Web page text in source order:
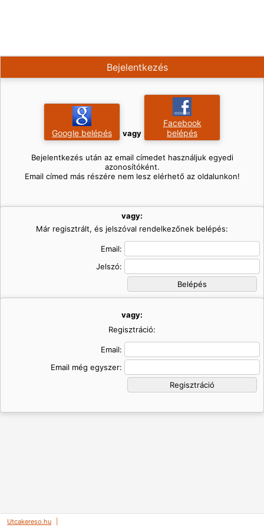
Bejelentkezés
Google belépés vagy
Facebook
belépés
Bejelentkezés után az email címedet használjuk egyedi
azonosítóként.
Email címed más részére nem lesz elérhető az oldalunkon!
vagy:
Már regisztrált, és jelszóval rendelkezőnek belépés:
Email:
Jelszó:
vagy:
Regisztráció:
Email:
Email még egyszer:
Utcakereso.hu